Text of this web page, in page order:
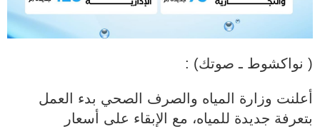
( نواكشوط ـ صوتك) :
أعلنت وزارة المياه والصرف الصحي بدء العمل
بتعرفة جديدة للمياه، مع الإبقاء على أسعار